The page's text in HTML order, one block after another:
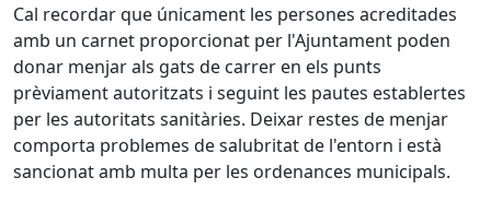
Cal recordar que únicament les persones acreditades
amb un carnet proporcionat per l'Ajuntament poden
donar menjar als gats de carrer en els punts
prèviament autoritzats i seguint les pautes establertes
per les autoritats sanitàries. Deixar restes de menjar
comporta problemes de salubritat de l'entorn i està
sancionat amb multa per les ordenances municipals.